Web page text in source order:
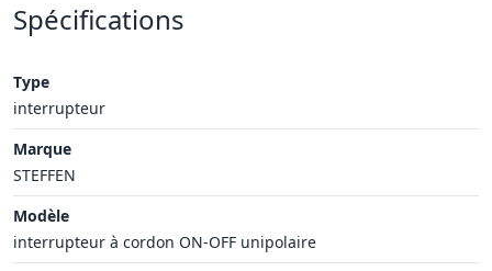
Spécifications
Type
interrupteur
Marque
STEFFEN
Modèle
interrupteur à cordon ON-OFF unipolaire